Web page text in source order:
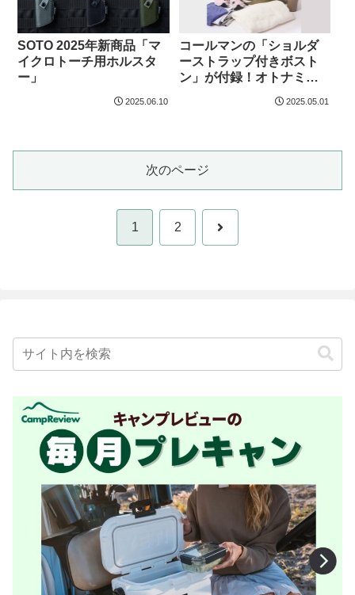
SOTO 2025年新商品「マ
イクロトーチ用ホルスタ
ー」
2025.06.10
コールマンの「ショルダ
ーストラップ付きボスト
ン」が付録！オトナミュ
2025.05.01
次のページ
1 2 次